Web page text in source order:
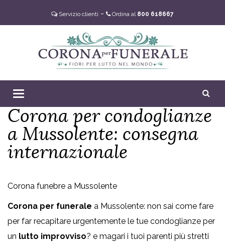
Servizio clienti - Ordina al 800 618667
Toggle
navigation
Corona per condoglianze
a Mussolente: consegna
internazionale
Corona funebre a Mussolente
Corona per funerale a Mussolente: non sai come fare
per far recapitare urgentemente le tue condoglianze per
un lutto improvviso? e magari i tuoi parenti più stretti